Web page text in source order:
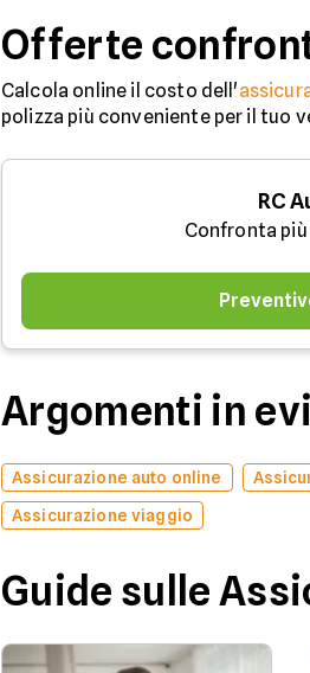
Offerte
Calcola online il costo dell'
polizza più conveniente per il tuo
RC
Confronta
Argomenti in
Assicurazione auto online
Assicurazione viaggio
Guide sulle